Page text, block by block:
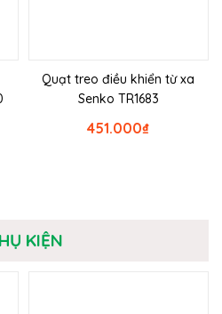
Quạt treo điều khiển từ xa
Senko TR1683
₫
451.000
KIỆN